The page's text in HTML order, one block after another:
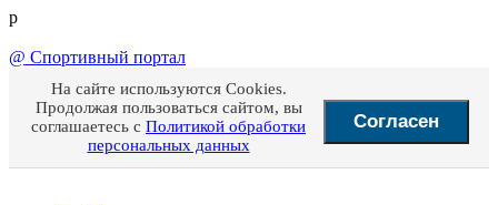
p
@ Спортивный портал
На сайте используются Cookies.
Продолжая пользоваться сайтом, вы
соглашаетесь с Политикой обработки
персональных данных
Согласен